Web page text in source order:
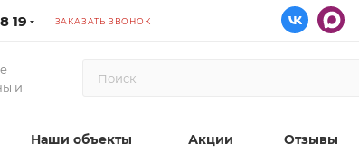
19 ЗАКАЗАТЬ ЗВОНОК
и
Наши объекты Акции Отзывы